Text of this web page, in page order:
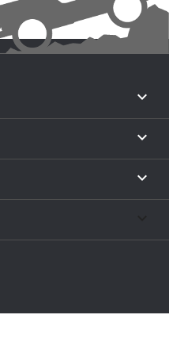


